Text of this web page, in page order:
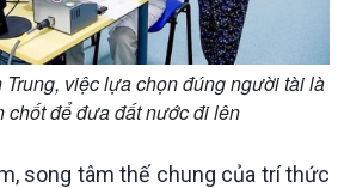
Trung, việc lựa chọn đúng người tài là
chốt để đưa đất nước đi lên
song tâm thế chung của trí thức